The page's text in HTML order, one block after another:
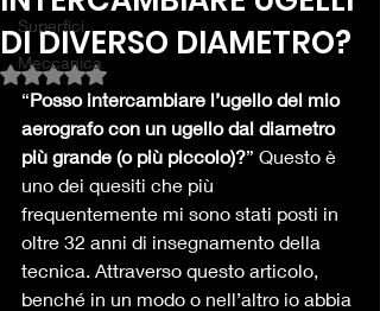
Superfici
Meccanica
DI DIVERSO DIAMETRO?
Valutazione NaN stelle su 5.
“Posso intercambiare l’ugello del mio
aerografo con un ugello dal diametro
più grande (o più piccolo)?” Questo è
uno dei quesiti che più
frequentemente mi sono stati posti in
oltre 32 anni di insegnamento della
tecnica. Attraverso questo articolo,
benché in un modo o nell’altro io abbia